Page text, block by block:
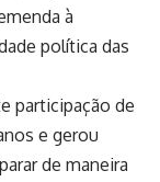
à
política das
participação de
e gerou
de maneira